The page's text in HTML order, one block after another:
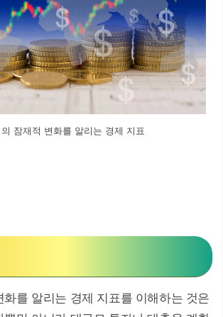
의 잠재적 변화를 알리는 경제 지표
화를 알리는 경제 지표를 이해하는 것은